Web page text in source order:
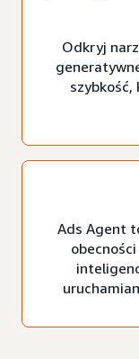
Odkryj
szybkość,
Ads Agent